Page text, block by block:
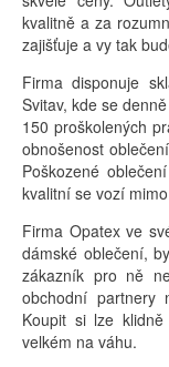
kvalitně a za
zajišťuje a vy tak
Firma disponuje
Svitav, kde se
150 proškolených
obnošenost
Poškozené
kvalitní se vozí
Firma Opatex ve
dámské oblečení,
zákazník pro ně
obchodní partnery
Koupit si lze
velkém na váhu.